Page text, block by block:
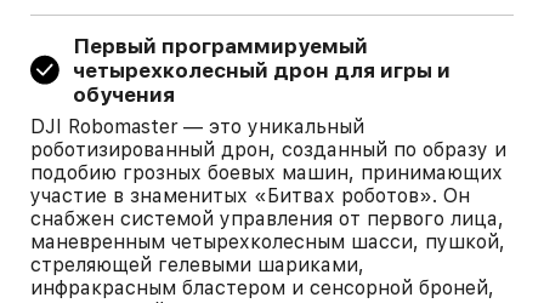
Первый программируемый
четырехколесный дрон для игры и
обучения
DJI Robomaster — это уникальный
роботизированный дрон, созданный по образу и
подобию грозных боевых машин, принимающих
участие в знаменитых «Битвах роботов». Он
снабжен системой управления от первого лица,
маневренным четырехколесным шасси, пушкой,
стреляющей гелевыми шариками,
инфракрасным бластером и сенсорной броней,